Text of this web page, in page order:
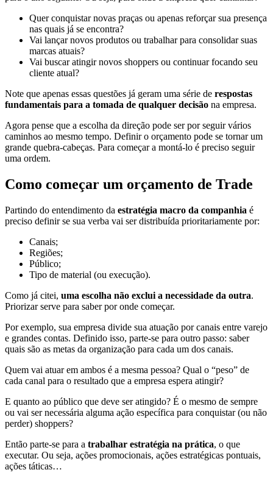
Quer conquistar novas praças ou apenas reforçar sua presença
nas quais já se encontra?
Vai lançar novos produtos ou trabalhar para consolidar suas
marcas atuais?
Vai buscar atingir novos shoppers ou continuar focando seu
cliente atual?
Note que apenas essas questões já geram uma série de respostas
fundamentais para a tomada de qualquer decisão na empresa.
Agora pense que a escolha da direção pode ser por seguir vários
caminhos ao mesmo tempo. Definir o orçamento pode se tornar um
grande quebra-cabeças. Para começar a montá-lo é preciso seguir
uma ordem.
Como começar um orçamento de Trade
Partindo do entendimento da estratégia macro da companhia é
preciso definir se sua verba vai ser distribuída prioritariamente por:
Canais;
Regiões;
Público;
Tipo de material (ou execução).
Como já citei, uma escolha não exclui a necessidade da outra.
Priorizar serve para saber por onde começar.
Por exemplo, sua empresa divide sua atuação por canais entre varejo
e grandes contas. Definido isso, parte-se para outro passo: saber
quais são as metas da organização para cada um dos canais.
Quem vai atuar em ambos é a mesma pessoa? Qual o “peso” de
cada canal para o resultado que a empresa espera atingir?
E quanto ao público que deve ser atingido? É o mesmo de sempre
ou vai ser necessária alguma ação específica para conquistar (ou não
perder) shoppers?
Então parte-se para a trabalhar estratégia na prática, o que
executar. Ou seja, ações promocionais, ações estratégicas pontuais,
ações táticas…